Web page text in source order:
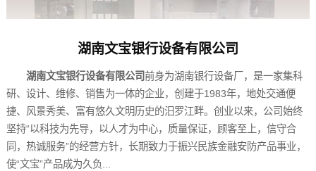
湖南文宝银行设备有限公司
湖南文宝银行设备有限公司前身为湖南银行设备厂，是一家集科
研、设计、维修、销售为一体的企业，创建于1983年，地处交通便
捷、风景秀美、富有悠久文明历史的汨罗江畔。创业以来，公司始终
坚持“以科技为先导，以人才为中心，质量保证，顾客至上，信守合
同，热诚服务”的经营方针，长期致力于振兴民族金融安防产品事业，
使“文宝”产品成为久负...